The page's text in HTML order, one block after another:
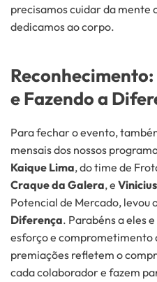
precisamos cuidar da mente
dedicamos ao corpo.
e Fazendo a
Para fechar o evento,
mensais dos nossos
Kaique Lima, do time de
Craque da Galera, e Vinicius
Potencial de Mercado, levou
Diferença. Parabéns a eles
esforço e comprometimento
premiações refletem o
cada colaborador e fazem